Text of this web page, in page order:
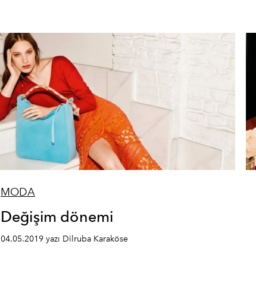
MODA
Değişim dönemi
04.05.2019 yazı Dilruba Karaköse